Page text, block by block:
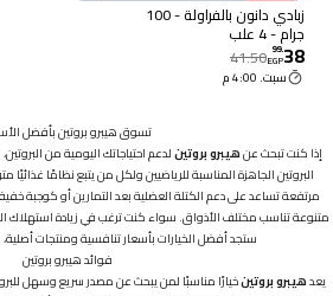
زبادي دانون بالفراولة - 100
جرام - 4 علب
38
.
99
EGP
41.50
سبت. 4:00 م
تسوق هيبرو بروتين بأفضل
إذا كنت تبحث عنهيبرو بروتينلدعم احتياجاتك اليومية من
البروتين الجاهزة المناسبة للرياضيين ولكل من يتبع نظامًا غذائيًا
مرتفعة تساعد على دعم الكتلة العضلية بعد التمارين أو كوجبة
متنوعة تناسب مختلف الأذواق. سواء كنت ترغب في زيادة استهلاك
ستجد أفضل الخيارات بأسعار تنافسية ومنتجات
فوائد هيبرو بروتين
يعدهيبرو بروتينخيارًا مناسبًا لمن يبحث عن مصدر سريع وسهل